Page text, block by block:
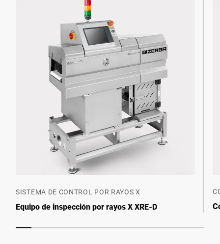
SISTEMA DE CONTROL POR RAYOS X
Equipo de inspección por rayos X XRE-D